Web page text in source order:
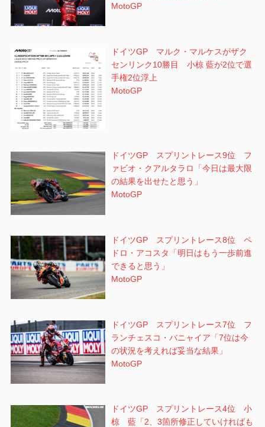
MotoGP
ドイツGP マルク・マルケスがザク
センリンク10勝目 小椋 藍が2位で選
手権2位浮上
MotoGP
ドイツGP スプリントレース9位 フ
ァビオ・クアルタラロ「今日は最大限
の結果を出せたと思う」
MotoGP
ドイツGP スプリントレース8位 ペ
ドロ・アコスタ「明日はもう一歩前進
できると思う」
MotoGP
ドイツGP スプリントレース7位 フ
ランチェスコ・バニャイア「7位は今
の状況を考えれば妥当な結果」
MotoGP
ドイツGP スプリントレース4位 小
椋 藍「2、3箇所修正していければも